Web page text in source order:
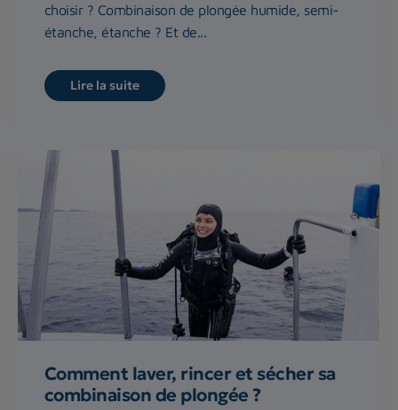
choisir ? Combinaison de plongée humide, semi-
étanche, étanche ? Et de...
Lire la suite
Comment laver, rincer et sécher sa
combinaison de plongée ?